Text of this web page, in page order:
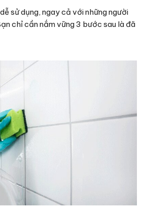
sử dụng, ngay cả với những người
chỉ cần nắm vững 3 bước sau là đã